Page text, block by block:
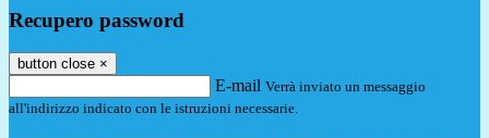
Recupero password
button close ×
E-mail Verrà inviato un messaggio
all'indirizzo indicato con le istruzioni necessarie.